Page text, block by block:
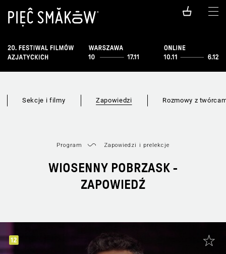
Sekcje i filmy Zapowiedzi Rozmowy z
Program Zapowiedzi i prelekcje
WIOSENNY POBRZASK -
ZAPOWIEDŹ